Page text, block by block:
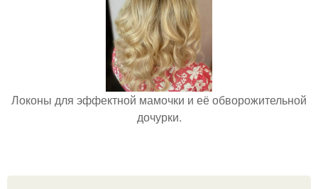
Локоны для эффектной мамочки и её обворожительной
дочурки.